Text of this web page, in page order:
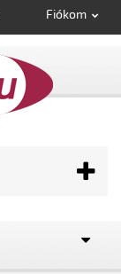
Fiókom